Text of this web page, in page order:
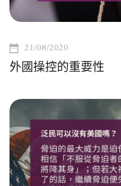
21/08/2020
外國操控的重要性